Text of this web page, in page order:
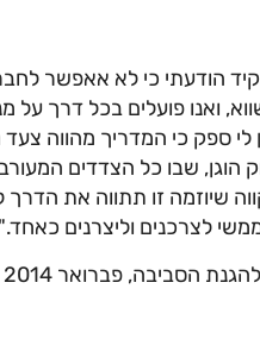
הודעתי כי לא אאפשר
ואנו פועלים בכל דרך על
לי ספק כי המדריך מהווה
הוגן, שבו כל הצדדים
שיוזמה זו תתווה את הדרך
לצרכנים וליצרנים כאחד."
הסביבה, פברואר 2014